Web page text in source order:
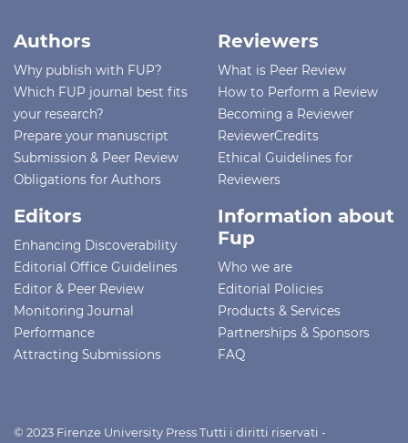
Authors
Why publish with FUP?
Which FUP journal best fits
your research?
Prepare your manuscript
Submission & Peer Review
Obligations for Authors
Reviewers
What is Peer Review
How to Perform a Review
Becoming a Reviewer
ReviewerCredits
Ethical Guidelines for
Reviewers
Editors
Enhancing Discoverability
Editorial Office Guidelines
Editor & Peer Review
Monitoring Journal
Performance
Attracting Submissions
Information about
Fup
Who we are
Editorial Policies
Products & Services
Partnerships & Sponsors
FAQ
© 2023 Firenze University Press Tutti i diritti riservati -